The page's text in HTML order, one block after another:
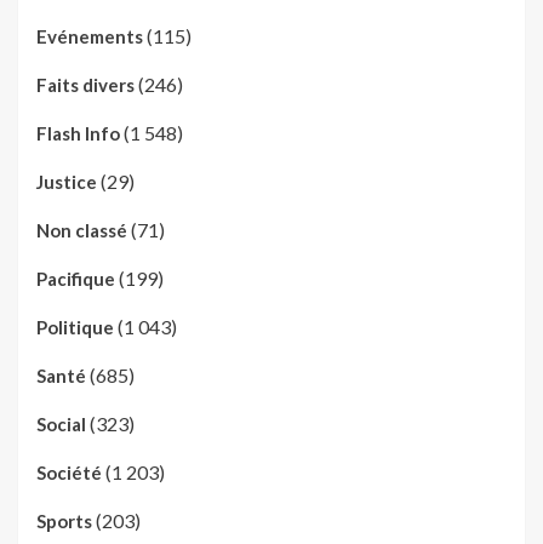
Evénements(115)
Faits divers(246)
Flash Info(1 548)
Justice (29)
Non classé (71)
Pacifique (199)
Politique (1 043)
Santé (685)
Social (323)
Société (1 203)
Sports(203)